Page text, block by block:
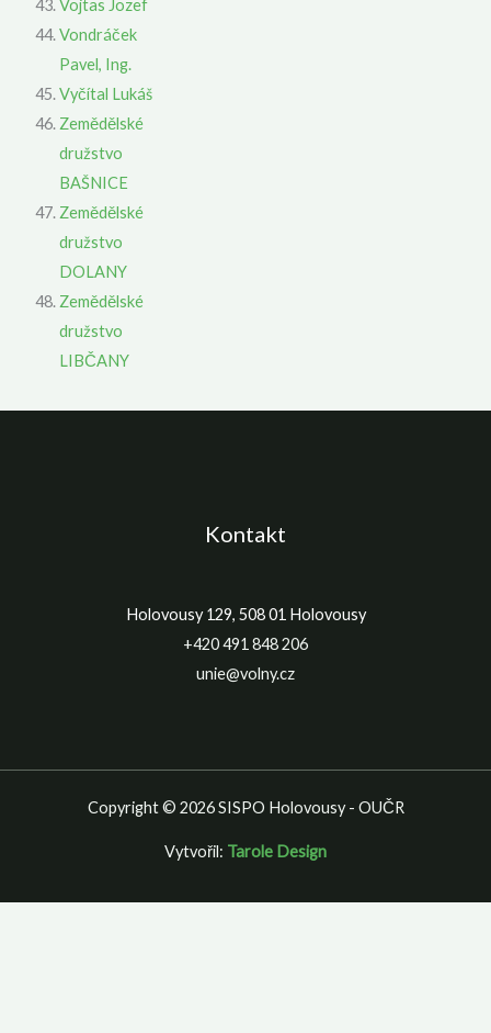
Vojtas Jozef
Vondráček
Pavel, Ing.
Vyčítal Lukáš
Zemědělské
družstvo
BAŠNICE
Zemědělské
družstvo
DOLANY
Zemědělské
družstvo
LIBČANY
Kontakt
Holovousy 129, 508 01 Holovousy
+420 491 848 206
unie@volny.cz
Copyright © 2026 SISPO Holovousy - OUČR
Vytvořil: Tarole Design